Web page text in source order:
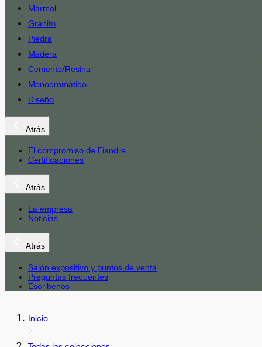
Mármol
Granito
Piedra
Madera
Cemento/Resina
Monocromático
Diseño
Atrás
El compromiso de Fiandre
Certificaciones
Atrás
La empresa
Noticias
Atrás
Salón expositivo y puntos de venta
Preguntas frecuentes
Escríbenos
Inicio